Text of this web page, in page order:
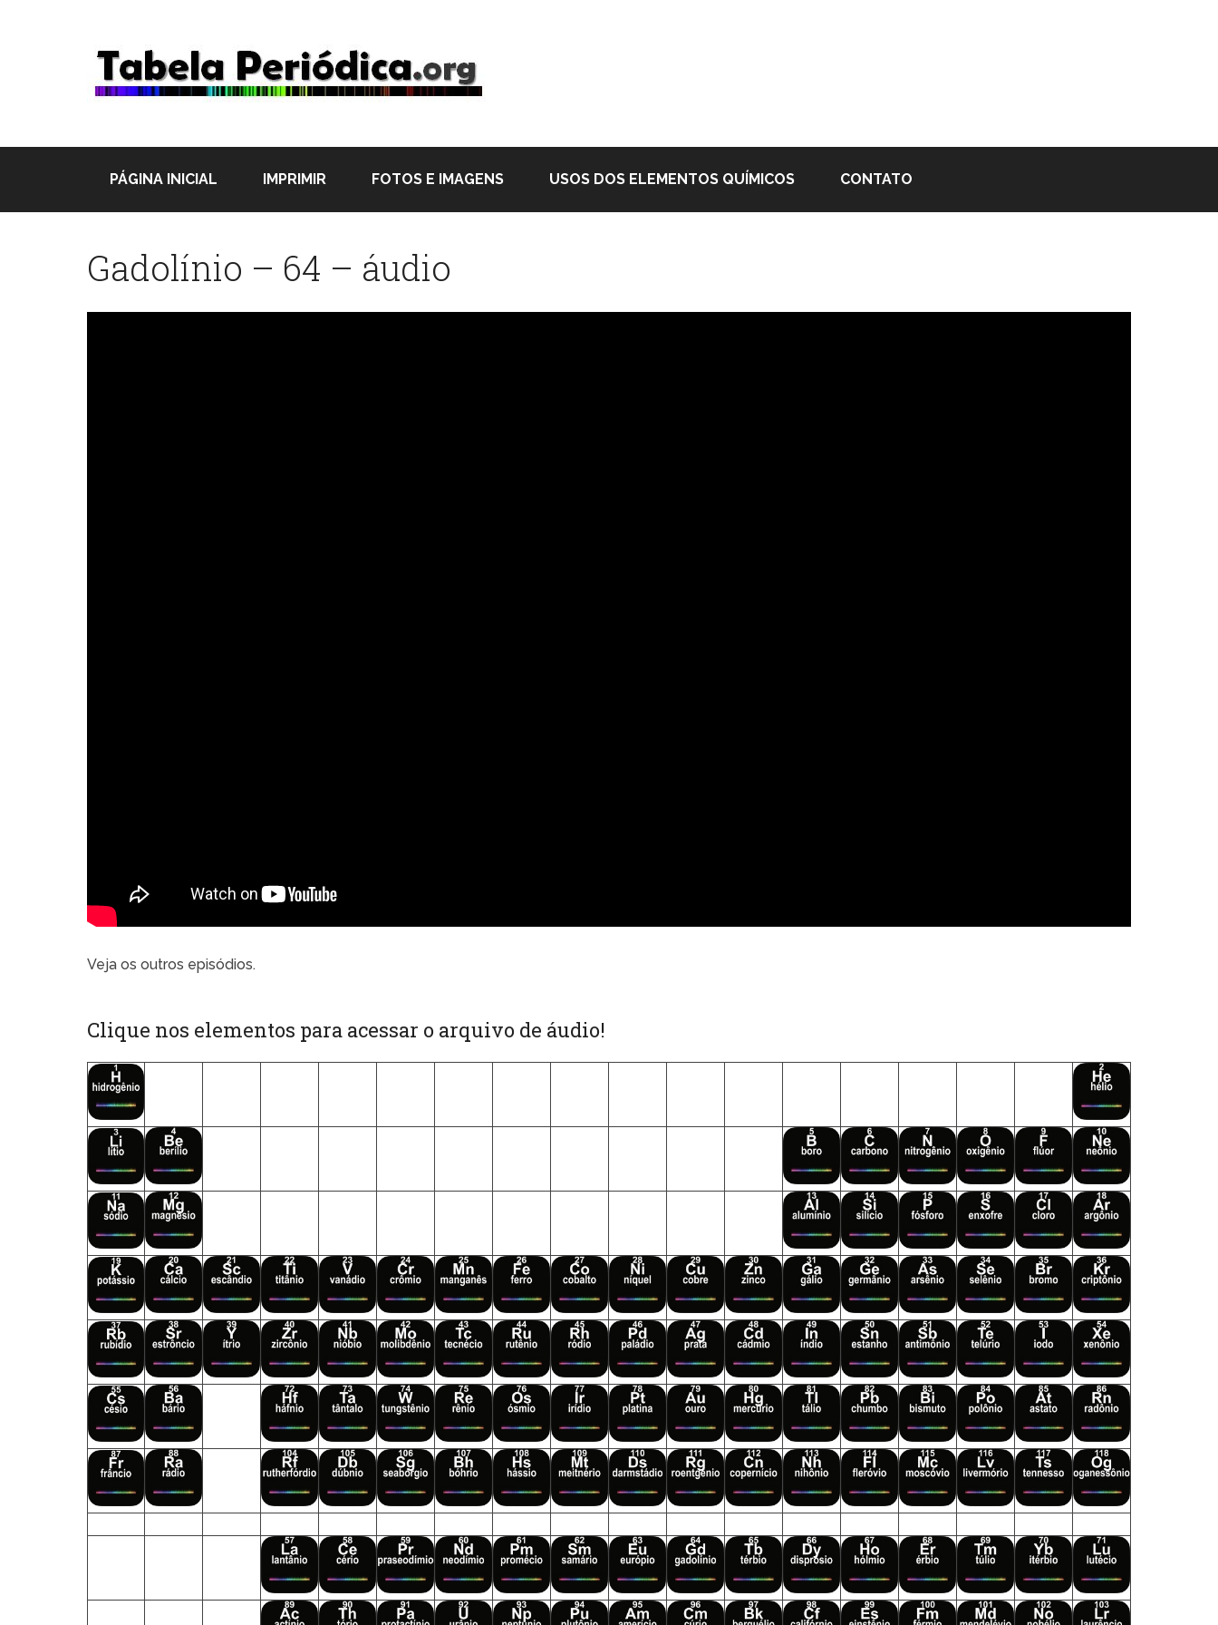
PÁGINA INICIAL IMPRIMIR FOTOS E IMAGENS USOS DOS ELEMENTOS QUÍMICOS CONTATO
Gadolínio – 64 – áudio
Veja os outros episódios.
Clique nos elementos para acessar o arquivo de áudio!